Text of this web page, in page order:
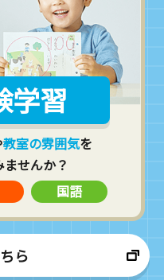
学習
教室の雰囲気を
せんか？
国語
ら